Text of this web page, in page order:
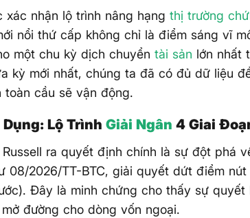
xác nhận lộ trình nâng hạngthị trường
nổi thứ cấp không chỉ là điểm sáng vĩ
một chu kỳ dịch chuyểntài sản lớn nhất
kỳ mới nhất, chúng ta đã có đủ dữ liệu
toàn cầu sẽ vận động.
Dụng: Lộ TrìnhGiải Ngân 4 Giai
ra quyết định chính là sự đột phá
08/2026/TT-BTC, giải quyết dứt điểm nút
Đây là minh chứng cho thấy sự quyết
đường cho dòng vốn ngoại.